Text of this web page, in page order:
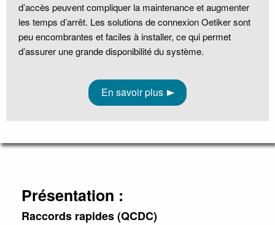
d’accès peuvent compliquer la maintenance et augmenter
les temps d’arrêt. Les solutions de connexion Oetiker sont
peu encombrantes et faciles à installer, ce qui permet
d’assurer une grande disponibilité du système.
En savoir plus
Présentation :
Raccords rapides (QCDC)